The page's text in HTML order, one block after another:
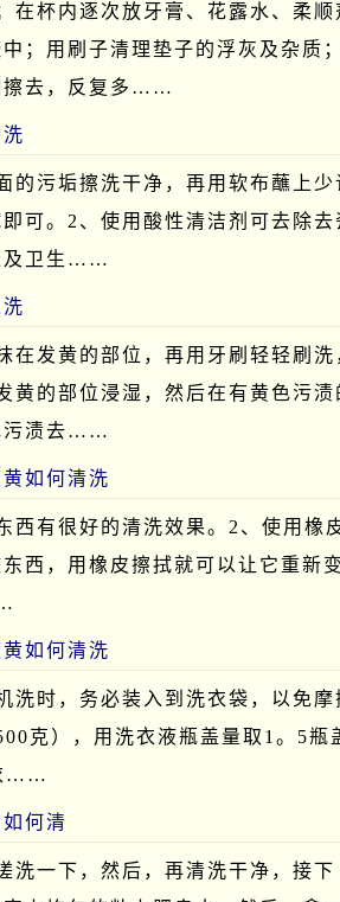
在杯内逐次放牙膏、花露水、柔顺
；用刷子清理垫子的浮灰及杂质
擦去，反复多……
的污垢擦洗干净，再用软布蘸上少
可。2、使用酸性清洁剂可去除去
及卫生……
发黄的部位，再用牙刷轻轻刷洗
黄的部位浸湿，然后在有黄色污渍
污渍去……
如何清洗
有很好的清洗效果。2、使用橡
西，用橡皮擦拭就可以让它重新
如何清洗
洗时，务必装入到洗衣袋，以免摩
克），用洗衣液瓶盖量取1。5瓶
……
何清
洗一下，然后，再清洗干净，接下